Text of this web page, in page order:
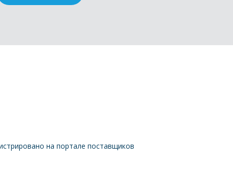
на портале поставщиков